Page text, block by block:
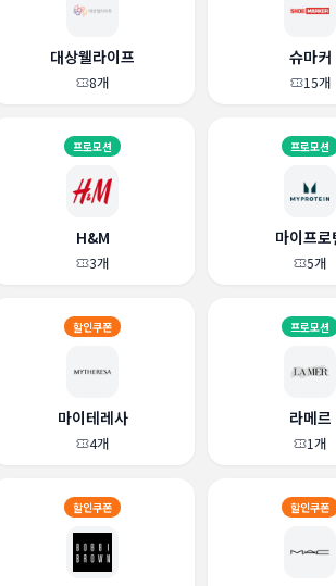
대상웰라이프
8개
슈마커
15개
프로모션
H&M
3개
프로모션
마이프로
5개
할인쿠폰
마이테레사
4개
프로모션
라메르
1개
할인쿠폰 할인쿠폰